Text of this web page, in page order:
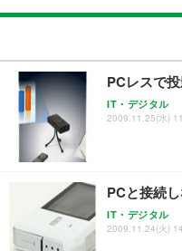
PCレスで
IT・デジタル
2009.11.25(水)
PCと接続
IT・デジタル
2009.11.24(火)